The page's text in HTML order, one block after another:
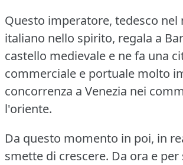
Questo imperatore, tedesco nel
italiano nello spirito, regala a
castello medievale e ne fa una
commerciale e portuale molto
concorrenza a Venezia nei
l'oriente.
Da questo momento in poi, in
smette di crescere. Da ora e